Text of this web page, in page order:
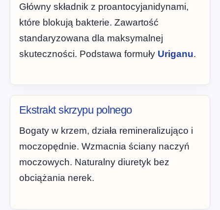
Główny składnik z proantocyjanidynami,
które blokują bakterie. Zawartość
standaryzowana dla maksymalnej
skuteczności. Podstawa formuły Uriganu.
Ekstrakt skrzypu polnego
Bogaty w krzem, działa remineralizująco i
moczopędnie. Wzmacnia ściany naczyń
moczowych. Naturalny diuretyk bez
obciążania nerek.